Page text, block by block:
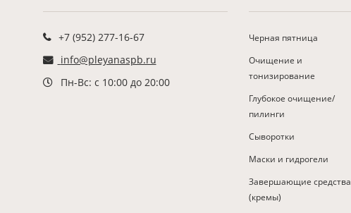
+7 (952) 277-16-67
info@pleyanaspb.ru
Пн-Вс: с 10:00 до 20:00
Черная пятница
Очищение и
тонизирование
Глубокое очищение/
пилинги
Сыворотки
Маски и гидрогели
Завершающие средства
(кремы)